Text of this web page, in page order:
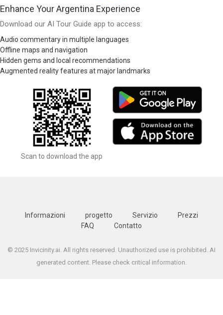
Enhance Your Argentina Experience
Download our AI Tour Guide app to access:
Audio commentary in multiple languages
Offline maps and navigation
Hidden gems and local recommendations
Augmented reality features at major landmarks
Scan to download the app
Informazioni progetto Servizio
Prezzi
FAQ
Contatto
© 2025 Invicinity.ai. All rights reserved. Unauthorized use is prohibited. AI
generated content. Please check critical information.